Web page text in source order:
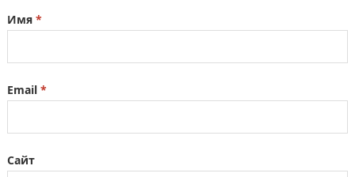
Имя *
Email *
Сайт